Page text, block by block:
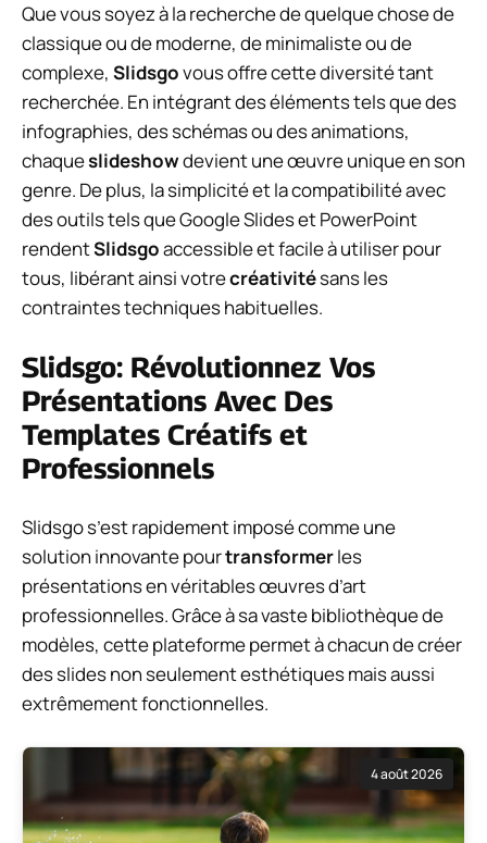
Que vous soyez à la recherche de quelque chose de
classique ou de moderne, de minimaliste ou de
complexe, Slidsgovous offre cette diversité tant
recherchée. En intégrant des éléments tels que des
infographies, des schémas ou des animations,
chaqueslideshowdevient une œuvre unique en son
genre. De plus, la simplicité et la compatibilité avec
des outils tels que Google Slides et PowerPoint
rendentSlidsgoaccessible et facile à utiliser pour
tous, libérant ainsi votrecréativitésans les
contraintes techniques habituelles.
Slidsgo: Révolutionnez Vos
Présentations Avec Des
Templates Créatifs et
Professionnels
Slidsgo s’est rapidement imposé comme une
solution innovante pourtransformerles
présentations en véritables œuvres d’art
professionnelles. Grâce à sa vaste bibliothèque de
modèles, cette plateforme permet à chacun de créer
des slides non seulement esthétiques mais aussi
extrêmement fonctionnelles.
4 août 2026